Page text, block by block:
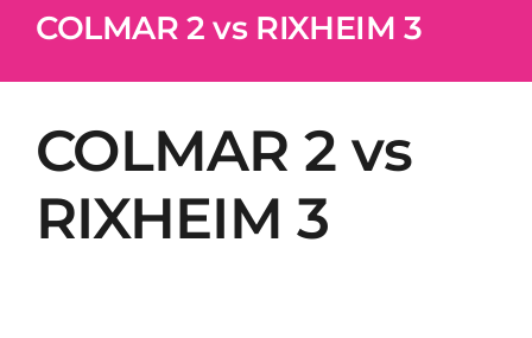
COLMAR 2 vs RIXHEIM 3
COLMAR 2 vs
RIXHEIM 3